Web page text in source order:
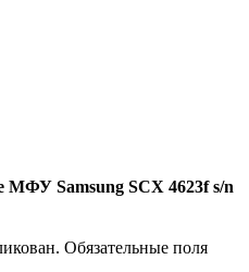
МФУ Samsung SCX 4623f s/n
Обязательные поля